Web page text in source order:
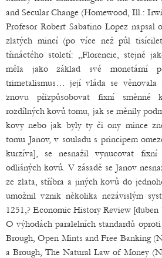
and Secular Change (Homewood, Ill.:
Profesor Robert Sabatino Lopez
zlatých mincí (po více než půl
třináctého století: „Florencie, stejně
měla jako základ své monetární
trimetalismus… její vláda se věnovala
znovu přizpůsobovat fixní směnné
rozdílných kovů tomu, jak se měnily
kovy nebo jak byly ty či ony mince
tomu Janov, v souladu s principem
kurzíva], se nesnažil vynucovat
odlišných kovů. V zásadě se Janov
ze zlata, stříbra a jiných kovů do
umožnil vznik několika nezávislým
1251,? Economic History Review [duben
O výhodách paralelních standardů
Brough, Open Mints and Free Banking
a Brough, The Natural Law of Money